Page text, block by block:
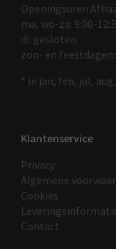
Openingsuren
ma, wo-za: 9:00-
di: gesloten
zon- en
* in jan, feb, jul,
Klantenservice
Privacy
Algemene
Cookies
Contact